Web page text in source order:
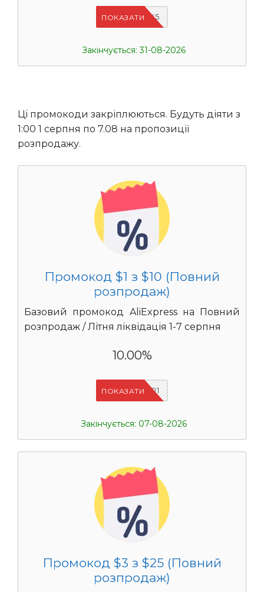
IFPJJWK5
ПОКАЗАТИ
Закінчується: 31-08-2026
Ці промокоди закріплюються. Будуть діяти з
1:00 1 серпня по 7.08 на пропозиції
розпродажу.
Промокод $1 з $10 (Повний
розпродаж)
Базовий промокод AliExpress на Повний
розпродаж / Літня ліквідація 1-7 серпня
10.00%
UASC01
ПОКАЗАТИ
Закінчується: 07-08-2026
Промокод $3 з $25 (Повний
розпродаж)